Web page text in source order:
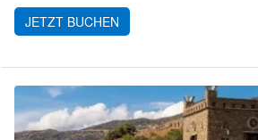
JETZT BUCHEN